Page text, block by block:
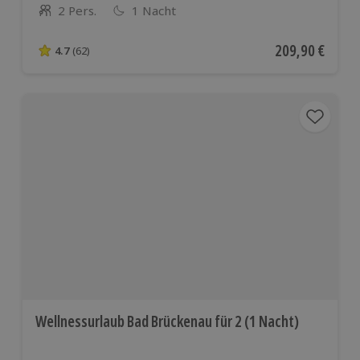
Anzahl der Teilnehmer
2 Pers. 1 Nacht
4.7 von 5 Sternen basierend auf 62 Bewertungen
4.7 (62) Aktueller Preis
209,90 €
Wellnessurlaub Bad Brückenau für 2 (1 Nacht)